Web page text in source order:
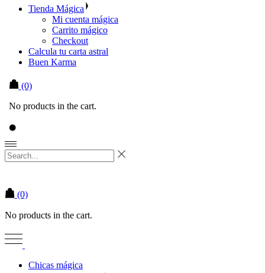
Tienda Mágica
Mi cuenta mágica
Carrito mágico
Checkout
Calcula tu carta astral
Buen Karma
(0)
No products in the cart.
(0)
No products in the cart.
Chicas mágica